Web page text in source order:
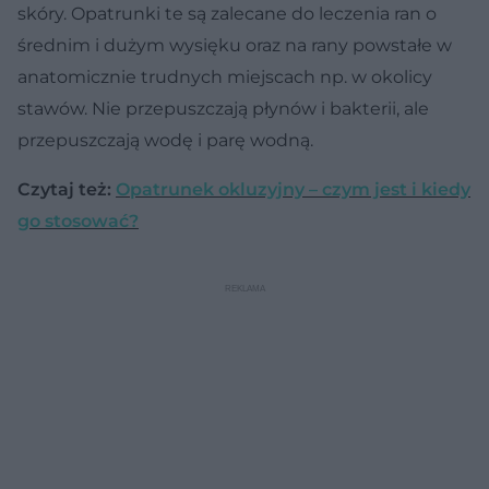
skóry. Opatrunki te są zalecane do leczenia ran o
średnim i dużym wysięku oraz na rany powstałe w
anatomicznie trudnych miejscach np. w okolicy
stawów. Nie przepuszczają płynów i bakterii, ale
przepuszczają wodę i parę wodną.
Czytaj też: Opatrunek okluzyjny – czym jest i kiedy
go stosować?